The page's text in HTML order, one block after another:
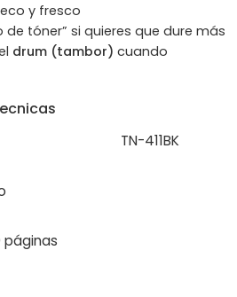
y fresco
de tóner” si quieres que dure más
drum (tambor) cuando
TN-411BK
páginas